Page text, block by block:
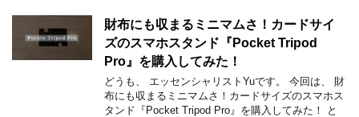
財布にも収まるミニマムさ！カードサイ
ズのスマホスタンド『Pocket Tripod
Pro』を購入してみた！
どうも、 エッセンシャリストYuです。 今回は、 財
布にも収まるミニマムさ！カードサイズのスマホス
タンド『Pocket Tripod Pro』を購入してみた！ と